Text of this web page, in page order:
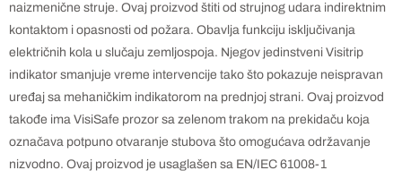
naizmenične struje. Ovaj proizvod štiti od strujnog udara indirektnim
kontaktom i opasnosti od požara. Obavlja funkciju isključivanja
električnih kola u slučaju zemljospoja. Njegov jedinstveni Visitrip
indikator smanjuje vreme intervencije tako što pokazuje neispravan
uređaj sa mehaničkim indikatorom na prednjoj strani. Ovaj proizvod
takođe ima VisiSafe prozor sa zelenom trakom na prekidaču koja
označava potpuno otvaranje stubova što omogućava održavanje
nizvodno. Ovaj proizvod je usaglašen sa EN/IEC 61008-1